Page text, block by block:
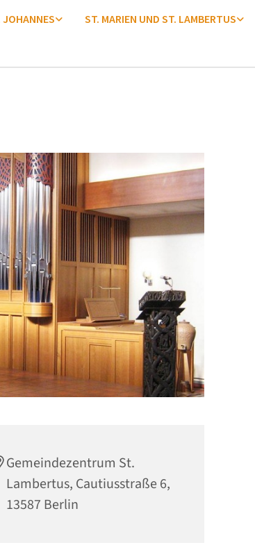
JOHANNES ST. MARIEN UND ST. LAMBERTUS
Gemeindezentrum St.
Lambertus, Cautiusstraße 6,
13587 Berlin